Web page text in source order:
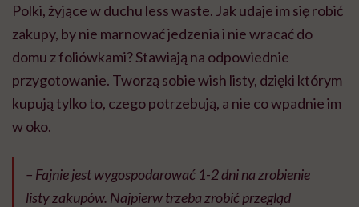
Polki, żyjące w duchu less waste. Jak udaje im się robić
zakupy, by nie marnować jedzenia i nie wracać do
domu z foliówkami? Stawiają na odpowiednie
przygotowanie. Tworzą sobie wish listy, dzięki którym
kupują tylko to, czego potrzebują, a nie co wpadnie im
w oko.
– Fajnie jest wygospodarować 1-2 dni na zrobienie
listy zakupów. Najpierw trzeba zrobić przegląd